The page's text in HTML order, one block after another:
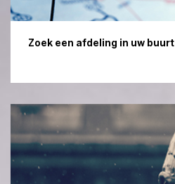
Zoek een afdeling in uw buurt